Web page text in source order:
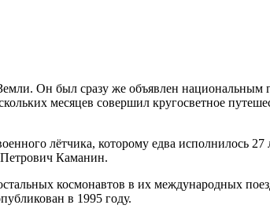
Он был сразу же объявлен
месяцев совершил кругосветное
лётчика, которому едва исполнилось
Петрович Каманин.
космонавтов в их международных
в 1995 году.